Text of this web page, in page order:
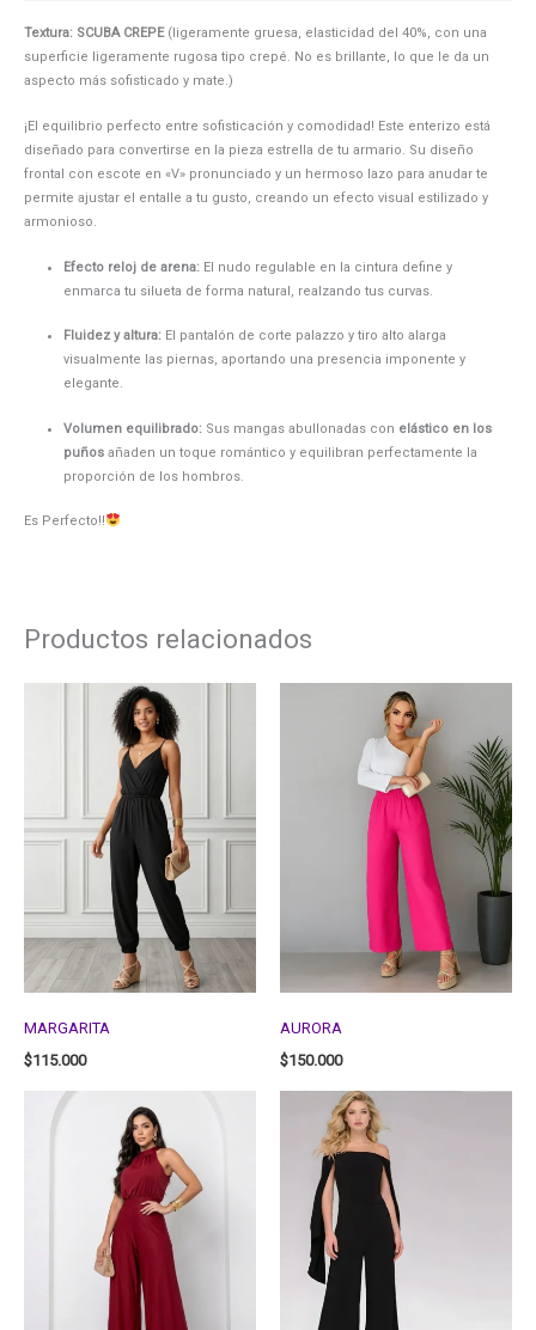
Textura: SCUBA CREPE(ligeramente gruesa, elasticidad del 40%, con una
superficie ligeramente rugosa tipo crepé. No es brillante, lo que le da un
aspecto más sofisticado y mate.)
¡El equilibrio perfecto entre sofisticación y comodidad! Este enterizo está
diseñado para convertirse en la pieza estrella de tu armario. Su diseño
frontal con escote en «V» pronunciado y un hermoso lazo para anudar te
permite ajustar el entalle a tu gusto, creando un efecto visual estilizado y
armonioso.
Efecto reloj de arena: El nudo regulable en la cintura define y
enmarca tu silueta de forma natural, realzando tus curvas.
Fluidez y altura: El pantalón de corte palazzo y tiro alto alarga
visualmente las piernas, aportando una presencia imponente y
elegante.
Volumen equilibrado: Sus mangas abullonadas con elástico en los
puños añaden un toque romántico y equilibran perfectamente la
proporción de los hombros.
Es Perfecto!!
Productos relacionados
MARGARITA
$115.000
AURORA
$150.000